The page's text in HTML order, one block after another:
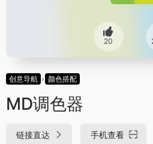
20
创意导航 颜色搭配
MD调色器
链接直达 手机查看